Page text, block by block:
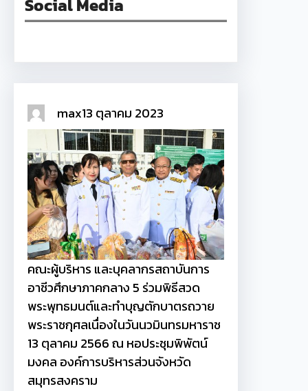
Social Media
max13 ตุลาคม 2023
คณะผู้บริหาร และบุคลากรสถาบันการ
อาชีวศึกษาภาคกลาง 5 ร่วมพิธีสวด
พระพุทธมนต์และทำบุญตักบาตรถวาย
พระราชกุศลเนื่องในวันนวมินทรมหาราช
13 ตุลาคม 2566 ณ หอประชุมพิพัตน์
มงคล องค์การบริหารส่วนจังหวัด
สมุทรสงคราม